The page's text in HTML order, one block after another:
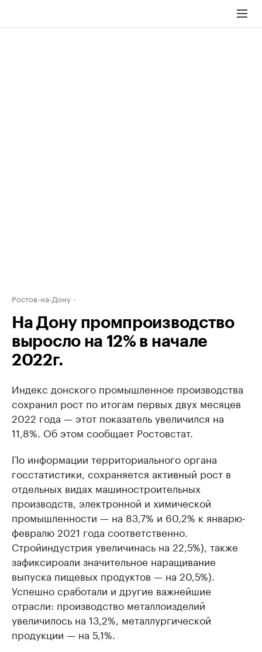
Ростов-на-Дону
На Дону промпроизводство
выросло на 12% в начале
2022г.
Индекс донского промышленное производства
сохранил рост по итогам первых двух месяцев
2022 года — этот показатель увеличился на
11,8%. Об этом сообщает Ростовстат.
По информации территориального органа
госстатистики, сохраняется активный рост в
отдельных видах машиностроительных
производств, электронной и химической
промышленности — на 83,7% и 60,2% к январю-
февралю 2021 года соответственно.
Стройиндустрия увеличинась на 22,5%), также
зафиксироали значительное наращивание
выпуска пищевых продуктов — на 20,5%).
Успешно сработали и другие важнейшие
отрасли: производство металлоизделий
увеличилось на 13,2%, металлургической
продукции — на 5,1%.